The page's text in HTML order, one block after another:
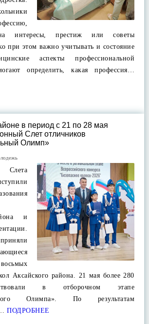
на интересы, престиж или советы
при этом важно учитывать и состояние
аспекты профессиональной
определить, какая профессия…
в период с 21 по 28 мая
Слет отличников
Олимп»
Слета
и
Аксайского района. 21 мая более 280
в отборочном этапе
Олимпа». По результатам
ПОДРОБНЕЕ